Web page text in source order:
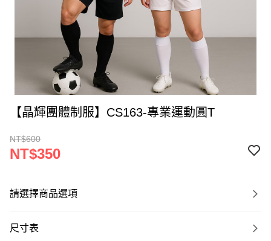
【晶輝團體制服】CS163-專業運動圓T
NT$600
NT$350
請選擇商品選項
尺寸表